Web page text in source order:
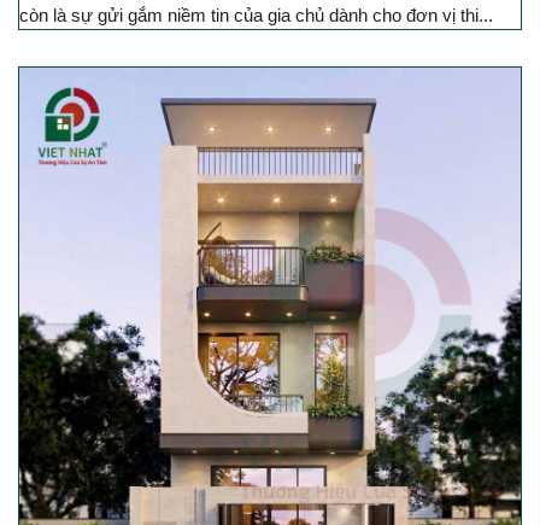
còn là sự gửi gắm niềm tin của gia chủ dành cho đơn vị thi...